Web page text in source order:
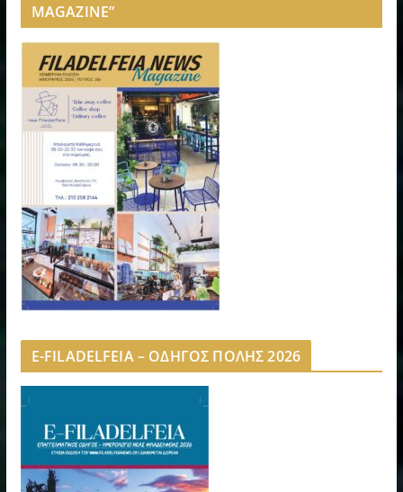
MAGAZINE”
E-FILADELFEIA – ΟΔΗΓΟΣ ΠΟΛΗΣ 2026